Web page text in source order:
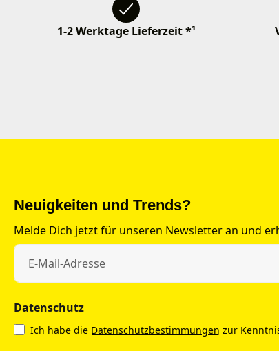
1-2 Werktage Lieferzeit *¹
Neuigkeiten und Trends?
Melde Dich jetzt für unseren Newsletter an und
Datenschutz
Ich habe die Datenschutzbestimmungen zur